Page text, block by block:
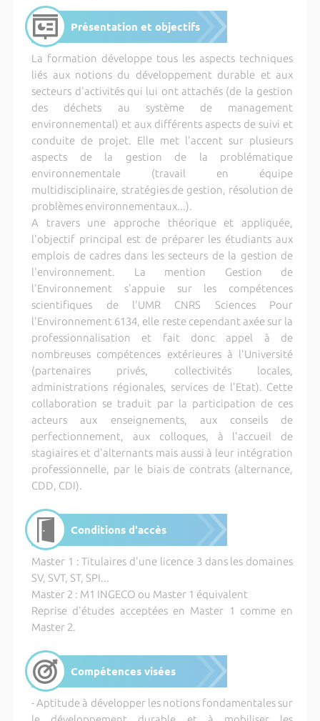
Présentation et objectifs
La formation développe tous les aspects techniques
liés aux notions du développement durable et aux
secteurs d'activités qui lui ont attachés (de la gestion
des déchets au système de management
environnemental) et aux différents aspects de suivi et
conduite de projet. Elle met l'accent sur plusieurs
aspects de la gestion de la problématique
environnementale (travail en équipe
multidisciplinaire, stratégies de gestion, résolution de
problèmes environnementaux...).
A travers une approche théorique et appliquée,
l'objectif principal est de préparer les étudiants aux
emplois de cadres dans les secteurs de la gestion de
l'environnement. La mention Gestion de
l'Environnement s'appuie sur les compétences
scientifiques de l'UMR CNRS Sciences Pour
l'Environnement 6134, elle reste cependant axée sur la
professionnalisation et fait donc appel à de
nombreuses compétences extérieures à l'Université
(partenaires privés, collectivités locales,
administrations régionales, services de l'Etat). Cette
collaboration se traduit par la participation de ces
acteurs aux enseignements, aux conseils de
perfectionnement, aux colloques, à l'accueil de
stagiaires et d'alternants mais aussi à leur intégration
professionnelle, par le biais de contrats (alternance,
CDD, CDI).
Conditions d'accès
Master 1 : Titulaires d'une licence 3 dans les domaines
SV, SVT, ST, SPI...
Master 2 : M1 INGECO ou Master 1 équivalent
Reprise d'études acceptées en Master 1 comme en
Master 2.
Compétences visées
- Aptitude à développer les notions fondamentales sur